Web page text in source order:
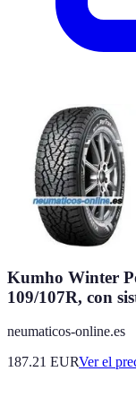
Kumho Winter
109/107R, con
neumaticos-online.es
187.21 EURVer el